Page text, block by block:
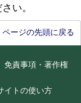
い。
ページの先頭に戻る
免責事項・著作権
イトの使い方